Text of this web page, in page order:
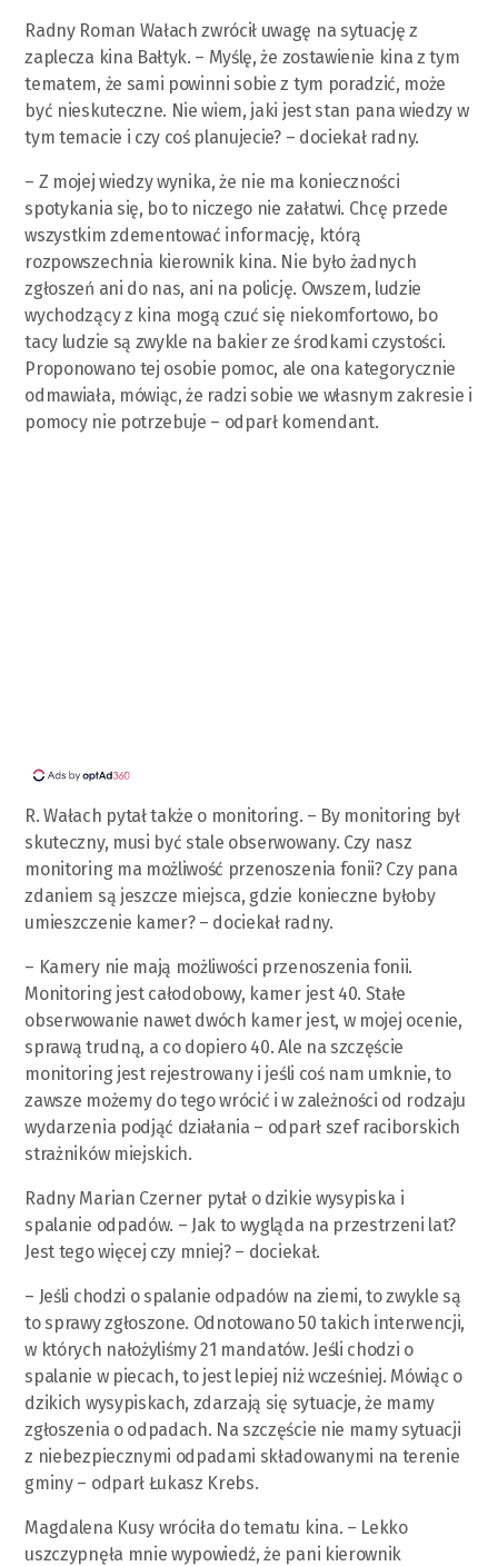
Radny Roman Wałach zwrócił uwagę na sytuację z
zaplecza kina Bałtyk. – Myślę, że zostawienie kina z tym
tematem, że sami powinni sobie z tym poradzić, może
być nieskuteczne. Nie wiem, jaki jest stan pana wiedzy w
tym temacie i czy coś planujecie? – dociekał radny.
– Z mojej wiedzy wynika, że nie ma konieczności
spotykania się, bo to niczego nie załatwi. Chcę przede
wszystkim zdementować informację, którą
rozpowszechnia kierownik kina. Nie było żadnych
zgłoszeń ani do nas, ani na policję. Owszem, ludzie
wychodzący z kina mogą czuć się niekomfortowo, bo
tacy ludzie są zwykle na bakier ze środkami czystości.
Proponowano tej osobie pomoc, ale ona kategorycznie
odmawiała, mówiąc, że radzi sobie we własnym zakresie i
pomocy nie potrzebuje – odparł komendant.
R. Wałach pytał także o monitoring. – By monitoring był
skuteczny, musi być stale obserwowany. Czy nasz
monitoring ma możliwość przenoszenia fonii? Czy pana
zdaniem są jeszcze miejsca, gdzie konieczne byłoby
umieszczenie kamer? – dociekał radny.
– Kamery nie mają możliwości przenoszenia fonii.
Monitoring jest całodobowy, kamer jest 40. Stałe
obserwowanie nawet dwóch kamer jest, w mojej ocenie,
sprawą trudną, a co dopiero 40. Ale na szczęście
monitoring jest rejestrowany i jeśli coś nam umknie, to
zawsze możemy do tego wrócić i w zależności od rodzaju
wydarzenia podjąć działania – odparł szef raciborskich
strażników miejskich.
Radny Marian Czerner pytał o dzikie wysypiska i
spalanie odpadów. – Jak to wygląda na przestrzeni lat?
Jest tego więcej czy mniej? – dociekał.
– Jeśli chodzi o spalanie odpadów na ziemi, to zwykle są
to sprawy zgłoszone. Odnotowano 50 takich interwencji,
w których nałożyliśmy 21 mandatów. Jeśli chodzi o
spalanie w piecach, to jest lepiej niż wcześniej. Mówiąc o
dzikich wysypiskach, zdarzają się sytuacje, że mamy
zgłoszenia o odpadach. Na szczęście nie mamy sytuacji
z niebezpiecznymi odpadami składowanymi na terenie
gminy – odparł Łukasz Krebs.
Magdalena Kusy wróciła do tematu kina. – Lekko
uszczypnęła mnie wypowiedź, że pani kierownik